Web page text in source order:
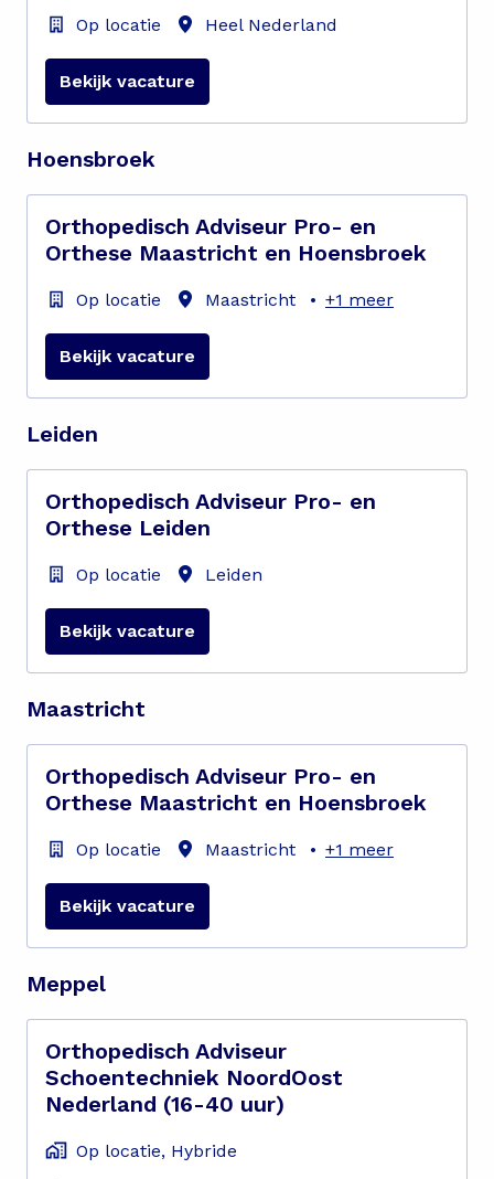
Op locatie Heel Nederland
Bekijk vacature
Hoensbroek
Orthopedisch Adviseur Pro- en
Orthese Maastricht en Hoensbroek
Op locatie Maastricht • +1 meer
Bekijk vacature
Leiden
Orthopedisch Adviseur Pro- en
Orthese Leiden
Op locatie Leiden
Bekijk vacature
Maastricht
Orthopedisch Adviseur Pro- en
Orthese Maastricht en Hoensbroek
Op locatie Maastricht • +1 meer
Bekijk vacature
Meppel
Orthopedisch Adviseur
Schoentechniek NoordOost
Nederland (16-40 uur)
Op locatie, Hybride